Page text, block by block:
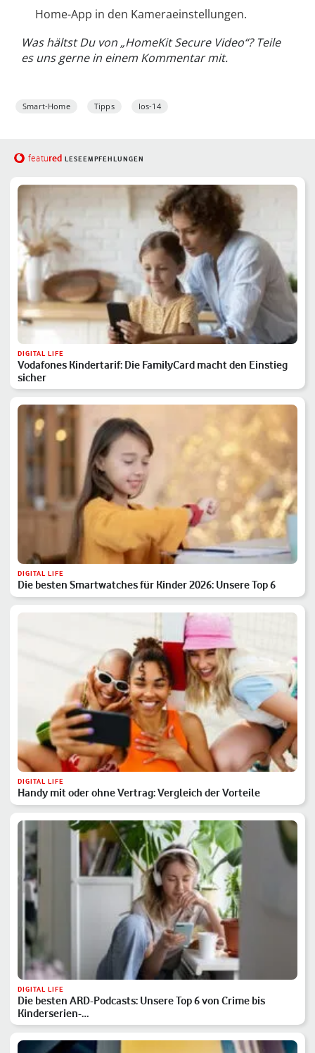
Home-App in den Kameraeinstellungen.
Was hältst Du von „HomeKit Secure Video“? Teile
es uns gerne in einem Kommentar mit.
Smart-Home Tipps Ios-14
featured LESEEMPFEHLUNGEN
DIGITAL LIFE
Vodafones Kindertarif: Die FamilyCard macht den Einstieg
sicher
DIGITAL LIFE
Die besten Smartwatches für Kinder 2026: Unsere Top 6
DIGITAL LIFE
Handy mit oder ohne Vertrag: Vergleich der Vorteile
DIGITAL LIFE
Die besten ARD-Podcasts: Unsere Top 6 von Crime bis
Kinderserien-…